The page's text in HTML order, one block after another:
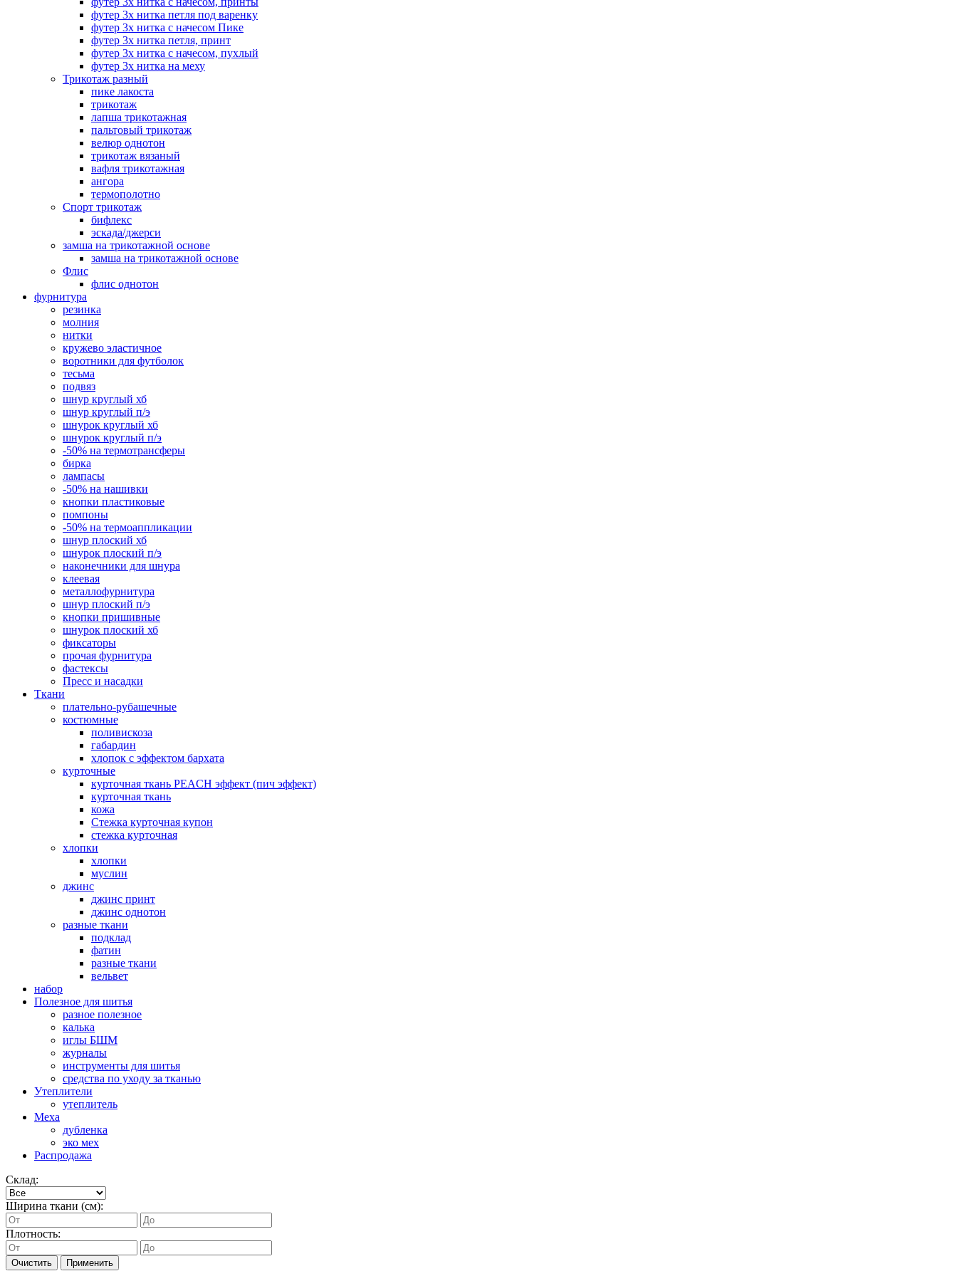
футер 3х нитка петля под варенку
футер 3х нитка с начесом Пике
футер 3х нитка петля, принт
футер 3х нитка с начесом, пухлый
футер 3х нитка на меху
Трикотаж разный
пике лакоста
трикотаж
лапша трикотажная
пальтовый трикотаж
велюр однотон
трикотаж вязаный
вафля трикотажная
ангора
термополотно
Спорт трикотаж
бифлекс
эскада/джерси
замша на трикотажной основе
замша на трикотажной основе
Флис
флис однотон
фурнитура
резинка
молния
нитки
кружево эластичное
воротники для футболок
тесьма
подвяз
шнур круглый хб
шнур круглый п/э
шнурок круглый хб
шнурок круглый п/э
-50% на термотрансферы
бирка
лампасы
-50% на нашивки
кнопки пластиковые
помпоны
-50% на термоаппликации
шнур плоский хб
шнурок плоский п/э
наконечники для шнура
клеевая
металлофурнитура
шнур плоский п/э
кнопки пришивные
шнурок плоский хб
фиксаторы
прочая фурнитура
фастексы
Пресс и насадки
Ткани
плательно-рубашечные
костюмные
поливискоза
габардин
хлопок с эффектом бархата
курточные
курточная ткань PEACH эффект (пич эффект)
курточная ткань
кожа
Стежка курточная купон
стежка курточная
хлопки
хлопки
муслин
джинс
джинс принт
джинс однотон
разные ткани
подклад
фатин
разные ткани
вельвет
набор
Полезное для шитья
разное полезное
калька
иглы БШМ
журналы
инструменты для шитья
средства по уходу за тканью
Утеплители
утеплитель
Меха
дубленка
эко мех
Распродажа
Склад:
Ширина ткани (см):
Плотность:
Очистить Применить